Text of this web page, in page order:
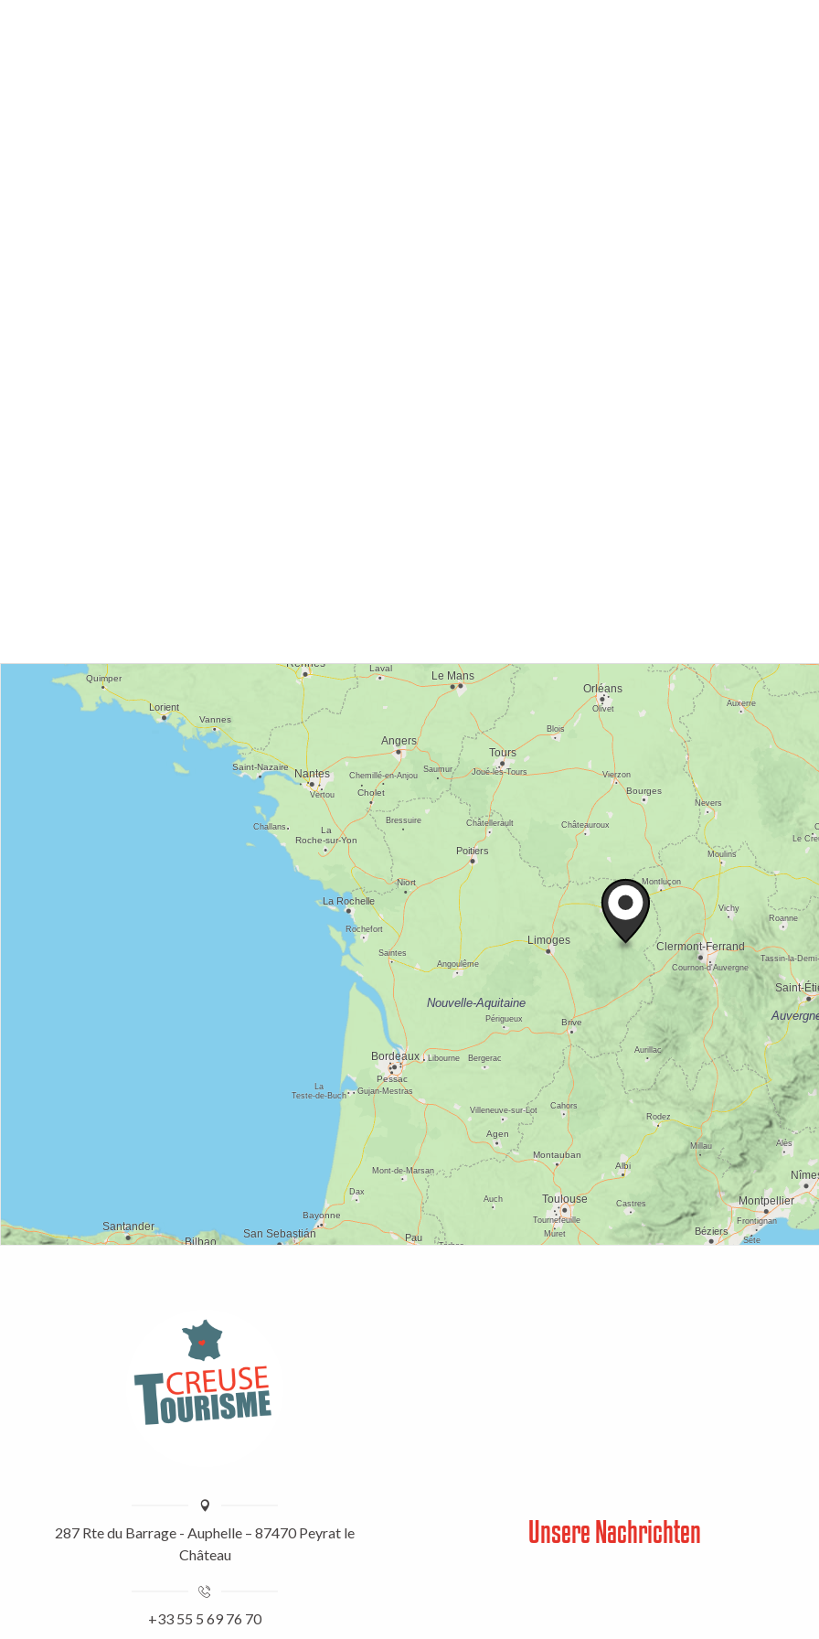
287 Rte du Barrage - Auphelle – 87470 Peyrat le
Château
+33 55 5 69 76 70
Unsere Nachrichten